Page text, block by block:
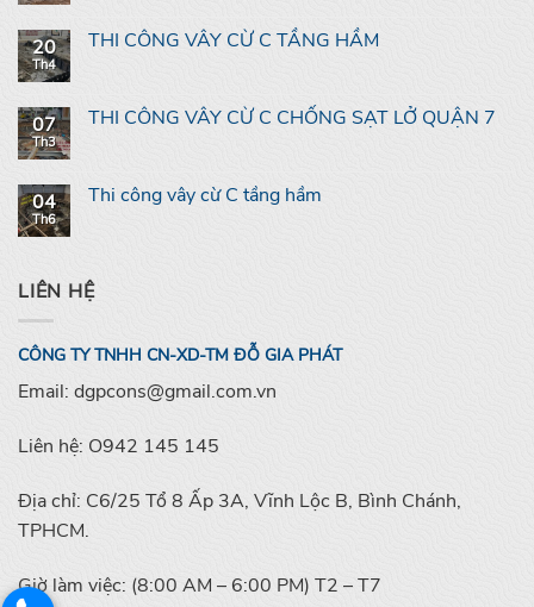
20
Th4
THI CÔNG VÂY CỪ C TẦNG HẦM
07
Th3
THI CÔNG VÂY CỪ C CHỐNG SẠT LỞ QUẬN 7
04
Th6
Thi công vây cừ C tầng hầm
LIÊN HỆ
CÔNG TY TNHH CN-XD-TM ĐỖ GIA PHÁT
Email: dgpcons@gmail.com.vn
Liên hệ: O942 145 145
Địa chỉ: C6/25 Tổ 8 Ấp 3A, Vĩnh Lộc B, Bình Chánh,
TPHCM.
Giờ làm việc: (8:00 AM – 6:00 PM) T2 – T7